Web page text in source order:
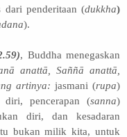
dari penderitaan (dukkha)
).
, Buddha menegaskan
anattā, Saññā anattā,
artinya:jasmani (rupa)
diri, pencerapan (sanna)
diri, dan kesadaran
bukan milik kita,untuk